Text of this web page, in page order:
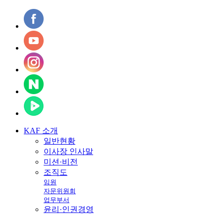
KAF 소개
일반현황
이사장 인사말
미션·비전
조직도
임원
자문위원회
업무부서
윤리·인권경영